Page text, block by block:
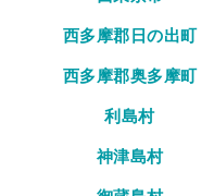
西多摩郡日の出町
西多摩郡奥多摩町
利島村
神津島村